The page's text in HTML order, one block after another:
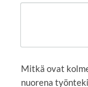
Mitkä ovat
nuorena